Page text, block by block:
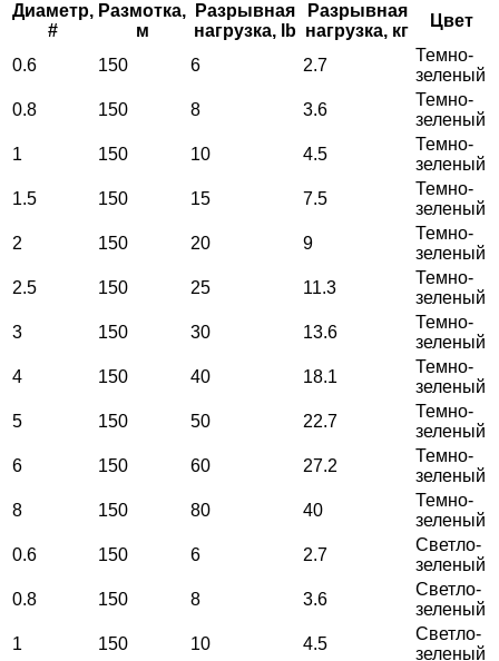
Диаметр,
#
Размотка,
м
Разрывная
нагрузка, lb
Разрывная
нагрузка, кг
Цвет
0.6 150 6 2.7
Темно-
зеленый
0.8
150 8 3.6
Темно-
зеленый
1
150 10 4.5
Темно-
зеленый
1.5
150 15 7.5
Темно-
зеленый
2
150 20 9
Темно-
зеленый
2.5
150 25 11.3
Темно-
зеленый
3
150 30 13.6
Темно-
зеленый
4
150 40 18.1
Темно-
зеленый
5
150 50 22.7
Темно-
зеленый
6
150 60 27.2
Темно-
зеленый
8
150 80 40
Темно-
зеленый
0.6
150 6 2.7
Светло-
зеленый
0.8
150 8 3.6
Светло-
зеленый
1
150 10 4.5
Светло-
зеленый